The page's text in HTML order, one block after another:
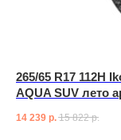
265/65 R17 112H
AQUA SUV лето
14 239 р. 15 822 р.